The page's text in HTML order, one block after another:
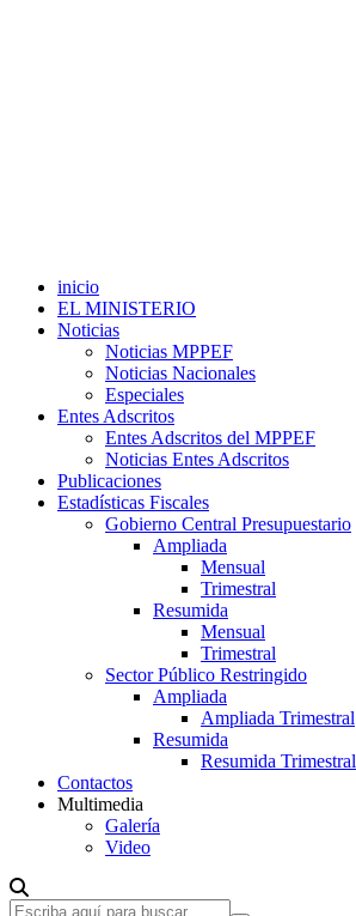
inicio
EL MINISTERIO
Noticias
Noticias MPPEF
Noticias Nacionales
Especiales
Entes Adscritos
Entes Adscritos del MPPEF
Noticias Entes Adscritos
Publicaciones
Estadísticas Fiscales
Gobierno Central Presupuestario
Ampliada
Mensual
Trimestral
Resumida
Mensual
Trimestral
Sector Público Restringido
Ampliada
Ampliada Trimestral
Resumida
Resumida Trimestral
Contactos
Multimedia
Galería
Video